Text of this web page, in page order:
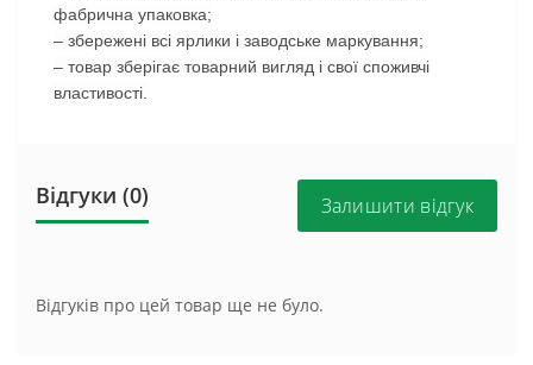
фабрична упаковка;
– збережені всі ярлики і заводське маркування;
– товар зберігає товарний вигляд і свої споживчі
властивості.
Відгуки (0) Залишити відгук
Відгуків про цей товар ще не було.